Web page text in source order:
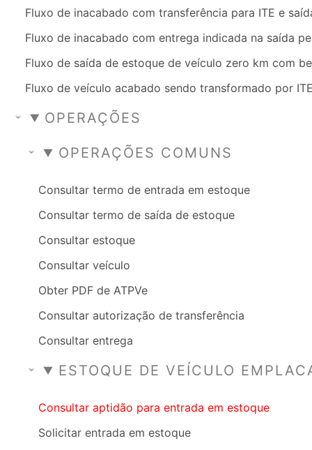
Fluxo de inacabado com transferência para ITE e
Fluxo de inacabado com entrega indicada na saída
Fluxo de saída de estoque de veículo zero km com
Fluxo de veículo acabado sendo transformado por
OPERAÇÕES
OPERAÇÕES COMUNS
Consultar termo de entrada em estoque
Consultar termo de saída de estoque
Consultar estoque
Consultar veículo
Obter PDF de ATPVe
Consultar autorização de transferência
Consultar entrega
ESTOQUE DE VEÍCULO
Consultar aptidão para entrada em estoque
Solicitar entrada em estoque